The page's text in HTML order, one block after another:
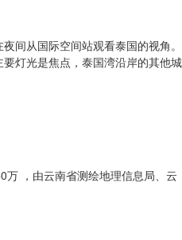
间从国际空间站观看泰国的视角。
灯光是焦点，泰国湾沿岸的其他城
，由云南省测绘地理信息局、云